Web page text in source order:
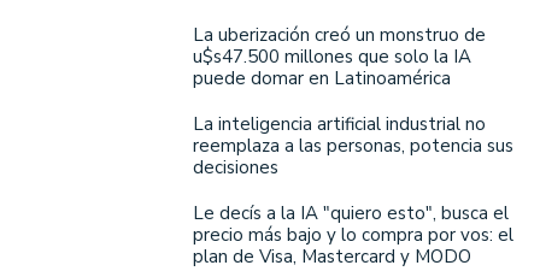
La uberización creó un monstruo de
u$s47.500 millones que solo la IA
puede domar en Latinoamérica
La inteligencia artificial industrial no
reemplaza a las personas, potencia sus
decisiones
Le decís a la IA "quiero esto", busca el
precio más bajo y lo compra por vos: el
plan de Visa, Mastercard y MODO